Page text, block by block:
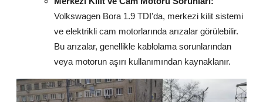
Volkswagen Bora 1.9 TDI'da, merkezi kilit sistemi
ve elektrikli cam motorlarında arızalar görülebilir.
Bu arızalar, genellikle kablolama sorunlarından
veya motorun aşırı kullanımından kaynaklanır.